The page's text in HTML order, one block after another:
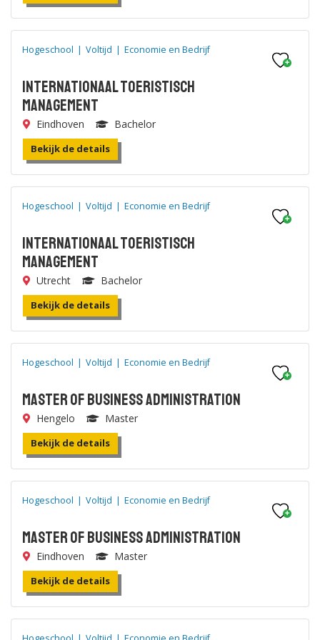
Hogeschool | Voltijd | Economie en Bedrijf
Internationaal Toeristisch
Management
Eindhoven Bachelor
Bekijk de details
Hogeschool | Voltijd | Economie en Bedrijf
Internationaal Toeristisch
Management
Utrecht Bachelor
Bekijk de details
Hogeschool | Voltijd | Economie en Bedrijf
Master of Business Administration
Hengelo Master
Bekijk de details
Hogeschool | Voltijd | Economie en Bedrijf
Master of Business Administration
Eindhoven Master
Bekijk de details